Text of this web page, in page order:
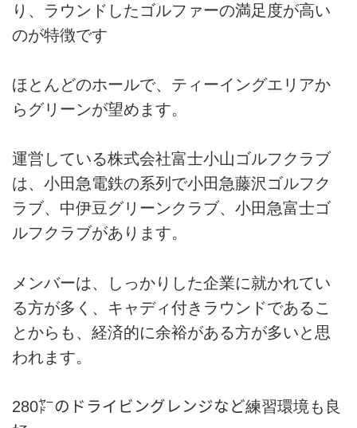
り、ラウンドしたゴルファーの満足度が高い
のが特徴です
ほとんどのホールで、ティーイングエリアか
らグリーンが望めます。
運営している株式会社富士小山ゴルフクラブ
は、小田急電鉄の系列で小田急藤沢ゴルフク
ラブ、中伊豆グリーンクラブ、小田急富士ゴ
ルフクラブがあります。
メンバーは、しっかりした企業に就かれてい
る方が多く、キャディ付きラウンドであるこ
とからも、経済的に余裕がある方が多いと思
われます。
280㍎のドライビングレンジなど練習環境も良